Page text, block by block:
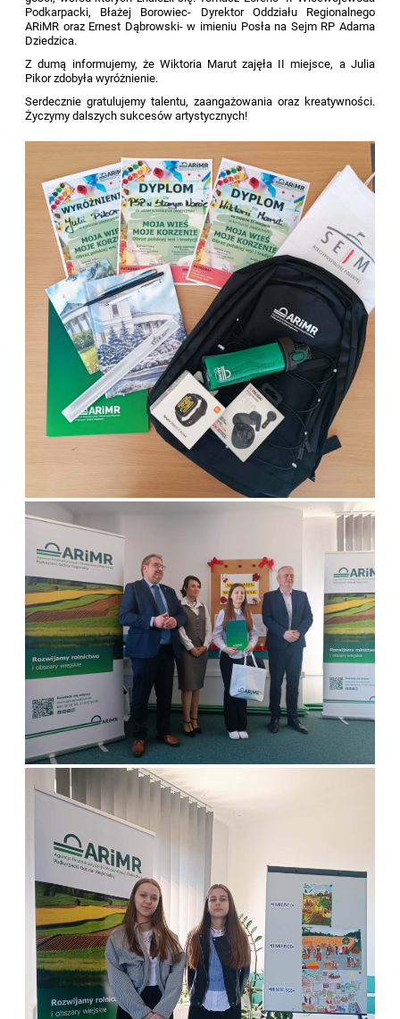
Podkarpacki, Błażej Borowiec- Dyrektor Oddziału Regionalnego
ARiMR oraz Ernest Dąbrowski- w imieniu Posła na Sejm RP Adama
Dziedzica.
Z dumą informujemy, że Wiktoria Marut zajęła II miejsce, a Julia
Pikor zdobyła wyróżnienie.
Serdecznie gratulujemy talentu, zaangażowania oraz kreatywności.
Życzymy dalszych sukcesów artystycznych!